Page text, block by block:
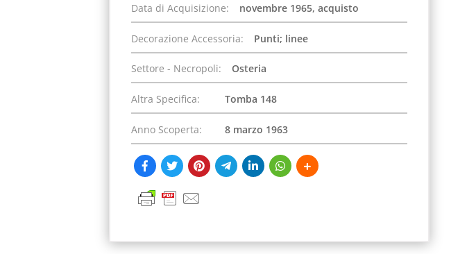
Data di Acquisizione: novembre 1965, acquisto
Decorazione Accessoria: Punti; linee
Settore - Necropoli: Osteria
Altra Specifica: Tomba 148
Anno Scoperta: 8 marzo 1963